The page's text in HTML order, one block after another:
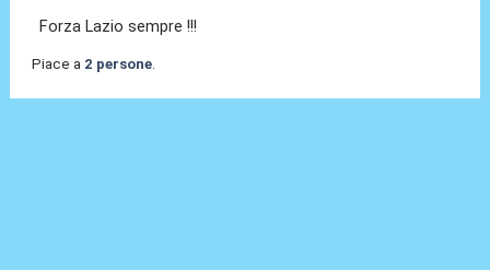
Forza Lazio sempre !!!
Piace a 2 persone.